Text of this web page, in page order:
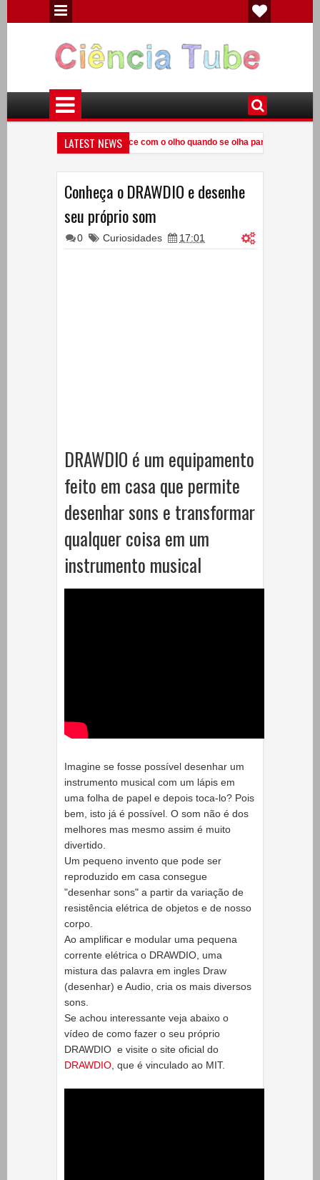
LATEST NEWS
Veja o que acontece com o olho quando se olha para o sol
Conheça o DRAWDIO e desenhe
seu próprio som
0 Curiosidades 17:01
DRAWDIO é um equipamento
feito em casa que permite
desenhar sons e transformar
qualquer coisa em um
instrumento musical
Imagine se fosse possível desenhar um
instrumento musical com um lápis em
uma folha de papel e depois toca-lo? Pois
bem, isto já é possível. O som não é dos
melhores mas mesmo assim é muito
divertido.
Um pequeno invento que pode ser
reproduzido em casa consegue
"desenhar sons" a partir da variação de
resistência elétrica de objetos e de nosso
corpo.
Ao amplificar e modular uma pequena
corrente elétrica o DRAWDIO, uma
mistura das palavra em ingles Draw
(desenhar) e Audio, cria os mais diversos
sons.
Se achou interessante veja abaixo o
vídeo de como fazer o seu próprio
DRAWDIO e visite o site oficial do
DRAWDIO, que é vinculado ao MIT.